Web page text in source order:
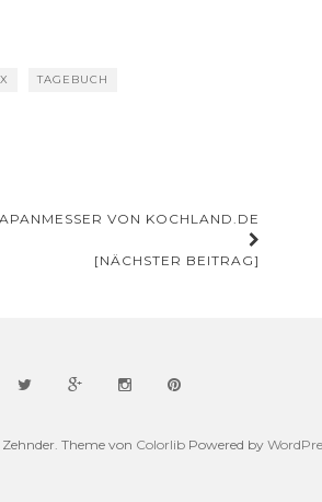
TAGEBUCH
VON KOCHLAND.DE
[NÄCHSTER BEITRAG]
Zehnder. Theme von Colorlib Powered by